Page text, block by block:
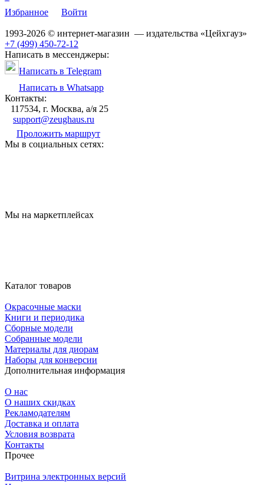
Избранное
Войти
1993-2026 © интернет-магазин — издательства «Цейхгауз»
+7 (499) 450-72-12
Написать в мессенджеры:
Написать в Telegram
Написать в Whatsapp
Контакты:
117534, г. Москва, а/я 25
support@zeughaus.ru
Проложить маршрут
Мы в социальных сетях:
Мы на маркетплейсах
Каталог товаров
Окрасочные маски
Книги и периодика
Сборные модели
Собранные модели
Материалы для диорам
Наборы для конверсии
Дополнительная информация
О нас
О наших скидках
Рекламодателям
Доставка и оплата
Условия возврата
Контакты
Прочее
Витрина электронных версий